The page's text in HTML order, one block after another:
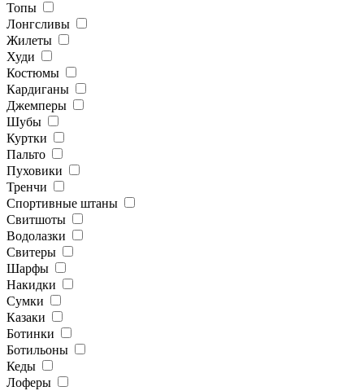
Топы
Лонгсливы
Жилеты
Худи
Костюмы
Кардиганы
Джемперы
Шубы
Куртки
Пальто
Пуховики
Тренчи
Спортивные штаны
Свитшоты
Водолазки
Свитеры
Шарфы
Накидки
Сумки
Казаки
Ботинки
Ботильоны
Кеды
Лоферы